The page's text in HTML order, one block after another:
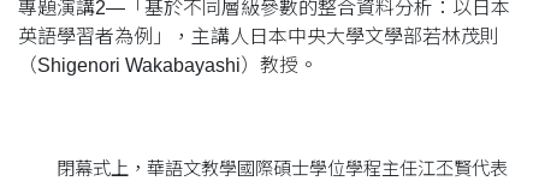
專題演講2—「基於不同層級參數的整合資料分析：以日本
英語學習者為例」，主講人日本中央大學文學部若林茂則
（Shigenori Wakabayashi）教授。
閉幕式上，華語文教學國際碩士學位學程主任江丕賢代表